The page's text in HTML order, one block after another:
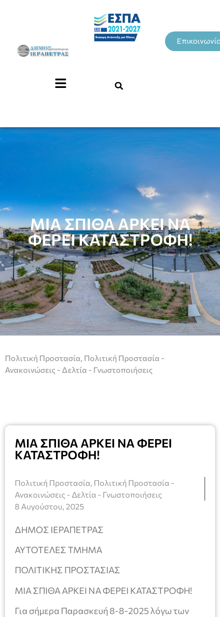
ΜΙΑ ΣΠΙΘΑ ΑΡΚΕΙ ΝΑ
ΦΕΡΕΙ ΚΑΤΑΣΤΡΟΦΗ!
Πολιτική Προστασία Πολιτική Προστασία -
Ανακοινώσεις - Δελτία - Γνωστοποιήσεις
ΜΙΑ ΣΠΙΘΑ ΑΡΚΕΙ ΝΑ ΦΕΡΕΙ
ΚΑΤΑΣΤΡΟΦΗ!
Πολιτική Προστασία Πολιτική Προστασία -
Ανακοινώσεις - Δελτία - Γνωστοποιήσεις
8 Αυγούστου, 2025
ΔΗΜΟΣ ΙΕΡΑΠΕΤΡΑΣ
ΑΥΤΟΤΕΛΕΣ ΤΜΗΜΑ
ΠΟΛΙΤΙΚΗΣ ΠΡΟΣΤΑΣΙΑΣ
ΜΙΑ ΣΠΙΘΑ ΑΡΚΕΙ ΝΑ ΦΕΡΕΙ ΚΑΤΑΣΤΡΟΦΗ!
Για σήμερα Παρασκευή 8-8-2025 λόγω των